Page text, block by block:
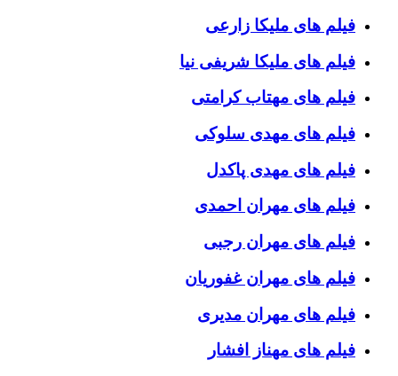
فیلم های ملیکا زارعی
فیلم های ملیکا شریفی نیا
فیلم های مهتاب کرامتی
فیلم های مهدی سلوکی
فیلم های مهدی پاکدل
فیلم های مهران احمدی
فیلم های مهران رجبی
فیلم های مهران غفوریان
فیلم های مهران مدیری
فیلم های مهناز افشار